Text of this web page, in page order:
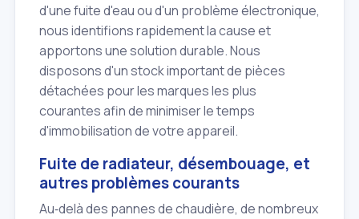
d'une fuite d'eau ou d'un problème électronique,
nous identifions rapidement la cause et
apportons une solution durable. Nous
disposons d'un stock important de pièces
détachées pour les marques les plus
courantes afin de minimiser le temps
d'immobilisation de votre appareil.
Fuite de radiateur, désembouage, et
autres problèmes courants
Au‑delà des pannes de chaudière, de nombreux